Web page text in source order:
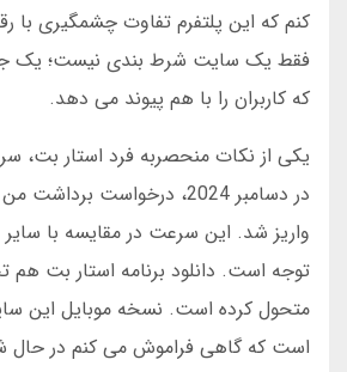
کنم که این پلتفرم تفاوت چشمگیری با
فقط یک سایت شرط بندی نیست؛ یک
که کاربران را با هم پیوند می دهد.
یکی از نکات منحصربه فرد استار
واریز شد. این سرعت در مقایسه با
توجه است. دانلود برنامه استار بت هم
متحول کرده است. نسخه موبایل این
است که گاهی فراموش می کنم در